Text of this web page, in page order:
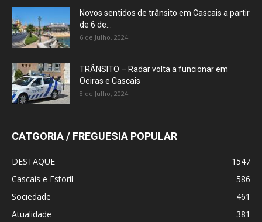
Novos sentidos de trânsito em Cascais a partir
de 6 de...
6 de Julho, 2024
TRÂNSITO – Radar volta a funcionar em
Oeiras e Cascais
8 de Julho, 2024
CATGORIA / FREGUESIA POPULAR
DESTAQUE
1547
Cascais e Estoril
586
Sociedade
461
Atualidade
381